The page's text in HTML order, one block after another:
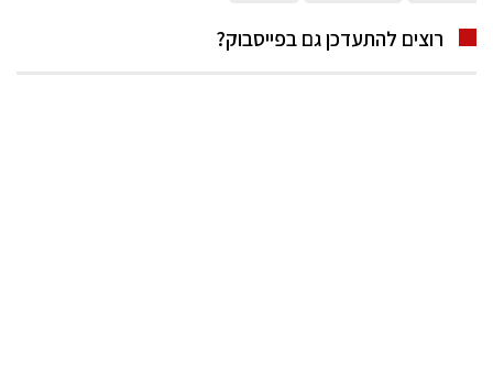
רוצים להתעדכן גם בפייסבוק?